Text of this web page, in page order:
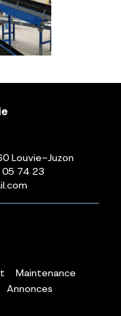
Louvie-Juzon
74 23
Maintenance
Annonces